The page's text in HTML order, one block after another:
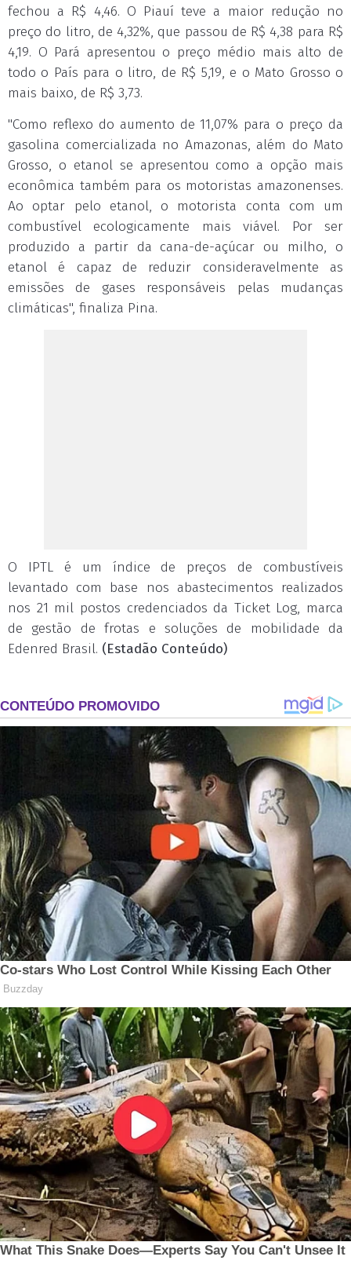
fechou a R$ 4,46. O Piauí teve a maior redução no
preço do litro, de 4,32%, que passou de R$ 4,38 para R$
4,19. O Pará apresentou o preço médio mais alto de
todo o País para o litro, de R$ 5,19, e o Mato Grosso o
mais baixo, de R$ 3,73.
"Como reflexo do aumento de 11,07% para o preço da
gasolina comercializada no Amazonas, além do Mato
Grosso, o etanol se apresentou como a opção mais
econômica também para os motoristas amazonenses.
Ao optar pelo etanol, o motorista conta com um
combustível ecologicamente mais viável. Por ser
produzido a partir da cana-de-açúcar ou milho, o
etanol é capaz de reduzir consideravelmente as
emissões de gases responsáveis pelas mudanças
climáticas", finaliza Pina.
O IPTL é um índice de preços de combustíveis
levantado com base nos abastecimentos realizados
nos 21 mil postos credenciados da Ticket Log, marca
de gestão de frotas e soluções de mobilidade da
Edenred Brasil. (Estadão Conteúdo)